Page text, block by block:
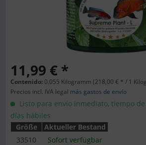
11,99 € *
Contenido: 0.055 Kilogramm (218,00 € * / 1
Precios incl. IVA legal más gastos de envío
Listo para envío inmediato, tiempo
días hábiles
Größe
Aktueller Bestand
33510
Sofort verfügbar